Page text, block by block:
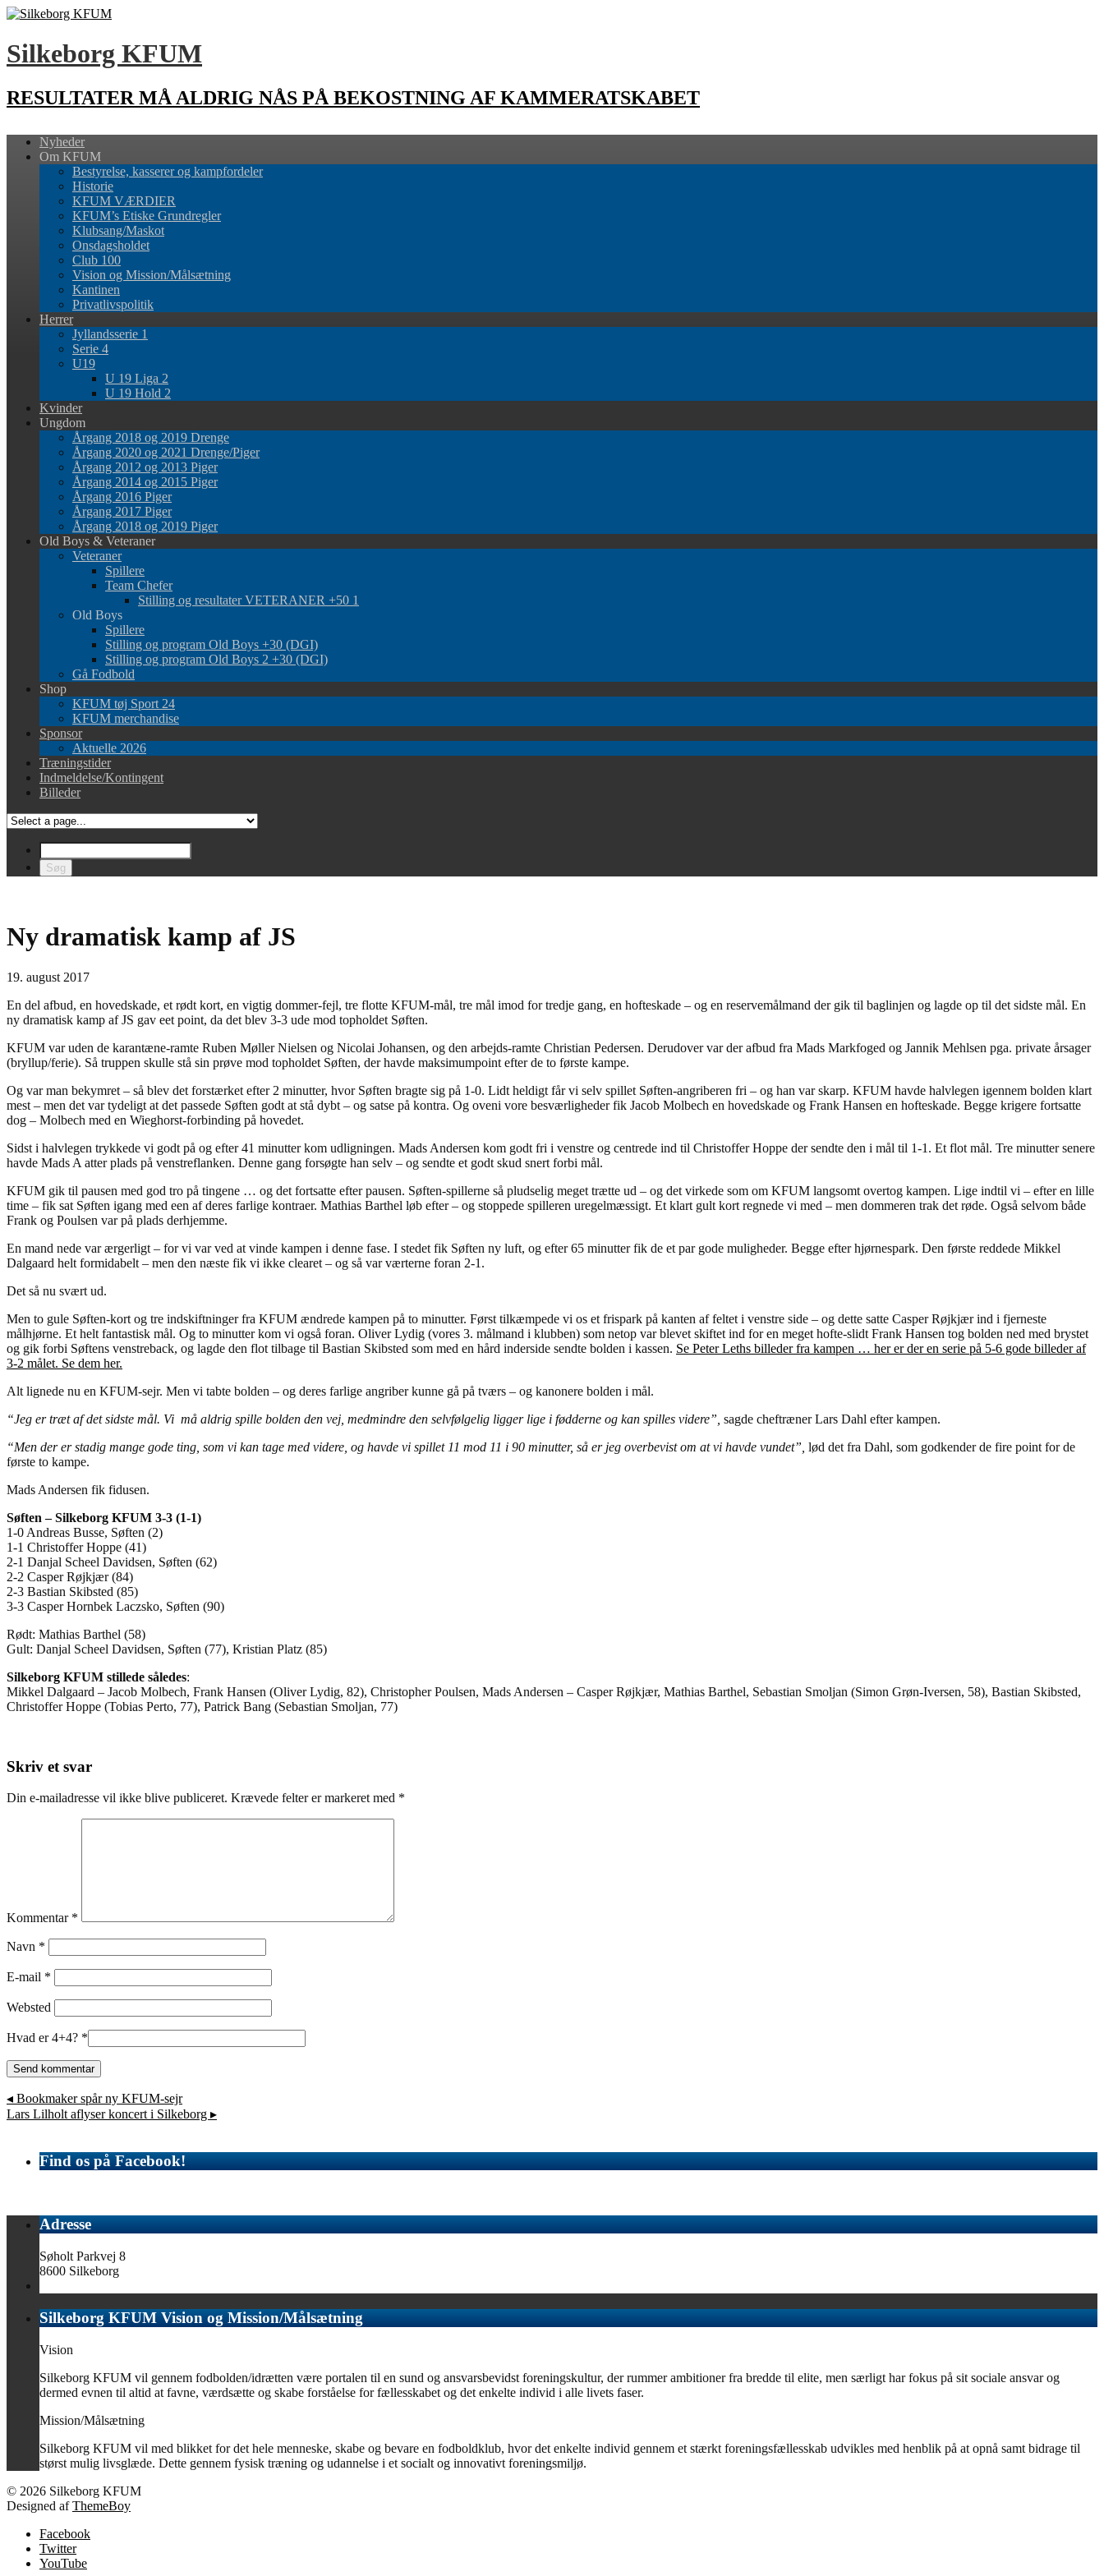
Silkeborg KFUM
RESULTATER MÅ ALDRIG NÅS PÅ BEKOSTNING AF KAMMERATSKABET
Nyheder
Om KFUM
Bestyrelse, kasserer og kampfordeler
Historie
KFUM VÆRDIER
KFUM’s Etiske Grundregler
Klubsang/Maskot
Onsdagsholdet
Club 100
Vision og Mission/Målsætning
Kantinen
Privatlivspolitik
Herrer
Jyllandsserie 1
Serie 4
U19
U 19 Liga 2
U 19 Hold 2
Kvinder
Ungdom
Årgang 2018 og 2019 Drenge
Årgang 2020 og 2021 Drenge/Piger
Årgang 2012 og 2013 Piger
Årgang 2014 og 2015 Piger
Årgang 2016 Piger
Årgang 2017 Piger
Årgang 2018 og 2019 Piger
Old Boys & Veteraner
Veteraner
Spillere
Team Chefer
Stilling og resultater VETERANER +50 1
Old Boys
Spillere
Stilling og program Old Boys +30 (DGI)
Stilling og program Old Boys 2 +30 (DGI)
Gå Fodbold
Shop
KFUM tøj Sport 24
KFUM merchandise
Sponsor
Aktuelle 2026
Træningstider
Indmeldelse/Kontingent
Billeder
Ny dramatisk kamp af JS
19. august 2017
En del afbud, en hovedskade, et rødt kort, en vigtig dommer-fejl, tre flotte KFUM-mål, tre mål imod for tredje gang, en hofteskade – og en reservemålmand der gik til baglinjen og lagde op til det sidste mål. En
ny dramatisk kamp af JS gav eet point, da det blev 3-3 ude mod topholdet Søften.
KFUM var uden de karantæne-ramte Ruben Møller Nielsen og Nicolai Johansen, og den arbejds-ramte Christian Pedersen. Derudover var der afbud fra Mads Markfoged og Jannik Mehlsen pga. private årsager
(bryllup/ferie). Så truppen skulle stå sin prøve mod topholdet Søften, der havde maksimumpoint efter de to første kampe.
Og var man bekymret – så blev det forstærket efter 2 minutter, hvor Søften bragte sig på 1-0. Lidt heldigt får vi selv spillet Søften-angriberen fri – og han var skarp. KFUM havde halvlegen igennem bolden klart
mest – men det var tydeligt at det passede Søften godt at stå dybt – og satse på kontra. Og oveni vore besværligheder fik Jacob Molbech en hovedskade og Frank Hansen en hofteskade. Begge krigere fortsatte
dog – Molbech med en Wieghorst-forbinding på hovedet.
Sidst i halvlegen trykkede vi godt på og efter 41 minutter kom udligningen. Mads Andersen kom godt fri i venstre og centrede ind til Christoffer Hoppe der sendte den i mål til 1-1. Et flot mål. Tre minutter senere
havde Mads A atter plads på venstreflanken. Denne gang forsøgte han selv – og sendte et godt skud snert forbi mål.
KFUM gik til pausen med god tro på tingene … og det fortsatte efter pausen. Søften-spillerne så pludselig meget trætte ud – og det virkede som om KFUM langsomt overtog kampen. Lige indtil vi – efter en lille
time – fik sat Søften igang med een af deres farlige kontraer. Mathias Barthel løb efter – og stoppede spilleren uregelmæssigt. Et klart gult kort regnede vi med – men dommeren trak det røde. Også selvom både
Frank og Poulsen var på plads derhjemme.
En mand nede var ærgerligt – for vi var ved at vinde kampen i denne fase. I stedet fik Søften ny luft, og efter 65 minutter fik de et par gode muligheder. Begge efter hjørnespark. Den første reddede Mikkel
Dalgaard helt formidabelt – men den næste fik vi ikke clearet – og så var værterne foran 2-1.
Det så nu svært ud.
Men to gule Søften-kort og tre indskiftninger fra KFUM ændrede kampen på to minutter. Først tilkæmpede vi os et frispark på kanten af feltet i venstre side – og dette satte Casper Røjkjær ind i fjerneste
målhjørne. Et helt fantastisk mål. Og to minutter kom vi også foran. Oliver Lydig (vores 3. målmand i klubben) som netop var blevet skiftet ind for en meget hofte-slidt Frank Hansen tog bolden ned med brystet
og gik forbi Søftens venstreback, og lagde den flot tilbage til Bastian Skibsted som med en hård inderside sendte bolden i kassen. Se Peter Leths billeder fra kampen … her er der en serie på 5-6 gode billeder af
3-2 målet. Se dem her.
Alt lignede nu en KFUM-sejr. Men vi tabte bolden – og deres farlige angriber kunne gå på tværs – og kanonere bolden i mål.
“Jeg er træt af det sidste mål. Vi må aldrig spille bolden den vej, medmindre den selvfølgelig ligger lige i fødderne og kan spilles videre”, sagde cheftræner Lars Dahl efter kampen.
“Men der er stadig mange gode ting, som vi kan tage med videre, og havde vi spillet 11 mod 11 i 90 minutter, så er jeg overbevist om at vi havde vundet”, lød det fra Dahl, som godkender de fire point for de
første to kampe.
Mads Andersen fik fidusen.
Søften – Silkeborg KFUM 3-3 (1-1)
1-0 Andreas Busse, Søften (2)
1-1 Christoffer Hoppe (41)
2-1 Danjal Scheel Davidsen, Søften (62)
2-2 Casper Røjkjær (84)
2-3 Bastian Skibsted (85)
3-3 Casper Hornbek Laczsko, Søften (90)
Rødt: Mathias Barthel (58)
Gult: Danjal Scheel Davidsen, Søften (77), Kristian Platz (85)
Silkeborg KFUM stillede således:
Mikkel Dalgaard – Jacob Molbech, Frank Hansen (Oliver Lydig, 82), Christopher Poulsen, Mads Andersen – Casper Røjkjær, Mathias Barthel, Sebastian Smoljan (Simon Grøn-Iversen, 58), Bastian Skibsted,
Christoffer Hoppe (Tobias Perto, 77), Patrick Bang (Sebastian Smoljan, 77)
Skriv et svar
Din e-mailadresse vil ikke blive publiceret. Krævede felter er markeret med *
Kommentar *
Navn *
E-mail *
Websted
Hvad er 4+4? *
◂ Bookmaker spår ny KFUM-sejr
Lars Lilholt aflyser koncert i Silkeborg ▸
Find os på Facebook!
Adresse
Søholt Parkvej 8
8600 Silkeborg
Silkeborg KFUM Vision og Mission/Målsætning
Vision
Silkeborg KFUM vil gennem fodbolden/idrætten være portalen til en sund og ansvarsbevidst foreningskultur, der rummer ambitioner fra bredde til elite, men særligt har fokus på sit sociale ansvar og
dermed evnen til altid at favne, værdsætte og skabe forståelse for fællesskabet og det enkelte individ i alle livets faser.
Mission/Målsætning
Silkeborg KFUM vil med blikket for det hele menneske, skabe og bevare en fodboldklub, hvor det enkelte individ gennem et stærkt foreningsfællesskab udvikles med henblik på at opnå samt bidrage til
størst mulig livsglæde. Dette gennem fysisk træning og udannelse i et socialt og innovativt foreningsmiljø.
© 2026 Silkeborg KFUM
Designed afThemeBoy
Facebook
Twitter
YouTube